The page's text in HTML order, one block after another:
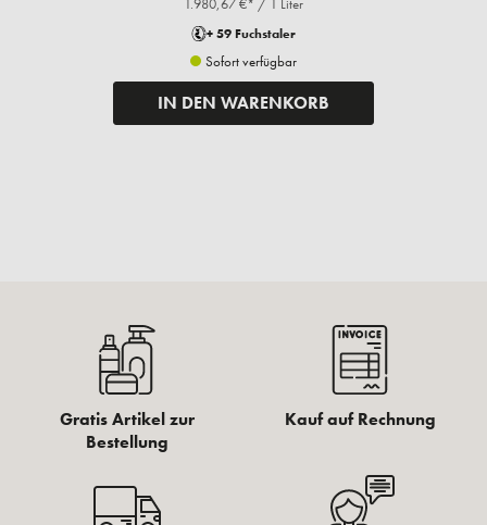
1.980,67 €* / 1 Liter
+ 59 Fuchstaler
Sofort verfügbar
IN DEN WARENKORB
Gratis Artikel zur
Bestellung
Kauf auf Rechnung